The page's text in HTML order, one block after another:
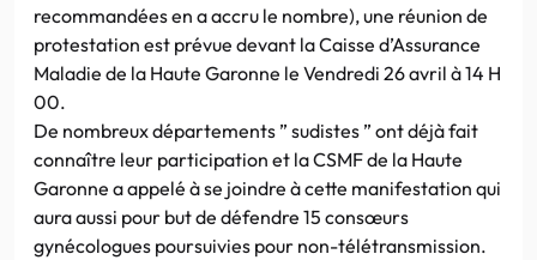
recommandées en a accru le nombre), une réunion de
protestation est prévue devant la Caisse d’Assurance
Maladie de la Haute Garonne le Vendredi 26 avril à 14 H
00.
De nombreux départements ” sudistes ” ont déjà fait
connaître leur participation et la CSMF de la Haute
Garonne a appelé à se joindre à cette manifestation qui
aura aussi pour but de défendre 15 consœurs
gynécologues poursuivies pour non-télétransmission.